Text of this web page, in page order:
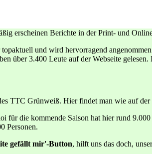
erscheinen Berichte in der Print- und
und wird hervorragend
über 3.400 Leute auf der Webseite
TTC Grünweiß. Hier findet man wie auf der
die kommende Saison hat hier rund
Personen.
gefällt mir'-Button, hilft uns das doch,